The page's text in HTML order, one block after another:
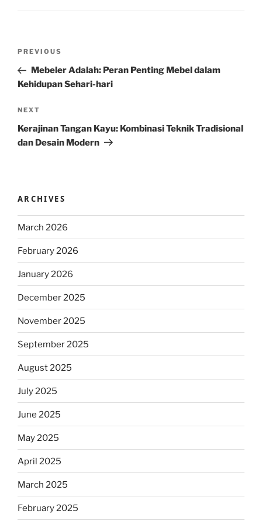
Previous
Post
PREVIOUS
Mebeler Adalah: Peran Penting Mebel dalam
Kehidupan Sehari-hari
Next
Post
NEXT
Kerajinan Tangan Kayu: Kombinasi Teknik Tradisional
dan Desain Modern
ARCHIVES
March 2026
February 2026
January 2026
December 2025
November 2025
September 2025
August 2025
July 2025
June 2025
May 2025
April 2025
March 2025
February 2025